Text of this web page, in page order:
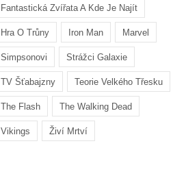
Fantastická Zvířata A Kde Je Najít
Hra O Trůny Iron Man Marvel
Simpsonovi Strážci Galaxie
TV Šťabajzny Teorie Velkého Třesku
The Flash The Walking Dead
Vikings Živí Mrtví